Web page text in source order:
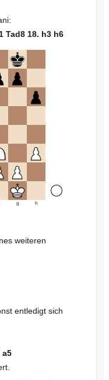
Tad8 18. h3 h6
g h
weiteren
entledigt sich
a5